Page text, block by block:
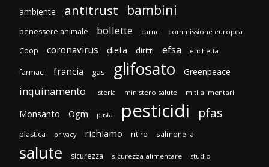
ambiente antitrust bambini
benessere animale bollette carne commissione europea
Coop coronavirus dieta diritti efsa etichetta
farmaci francia gas glifosato Greenpeace
inquinamento listeria ministero salute miti alimentari
Monsanto Ogm pasta pesticidi pfas
plastica privacy richiamo ritiro salmonella
salute sicurezza sicurezza alimentare studio